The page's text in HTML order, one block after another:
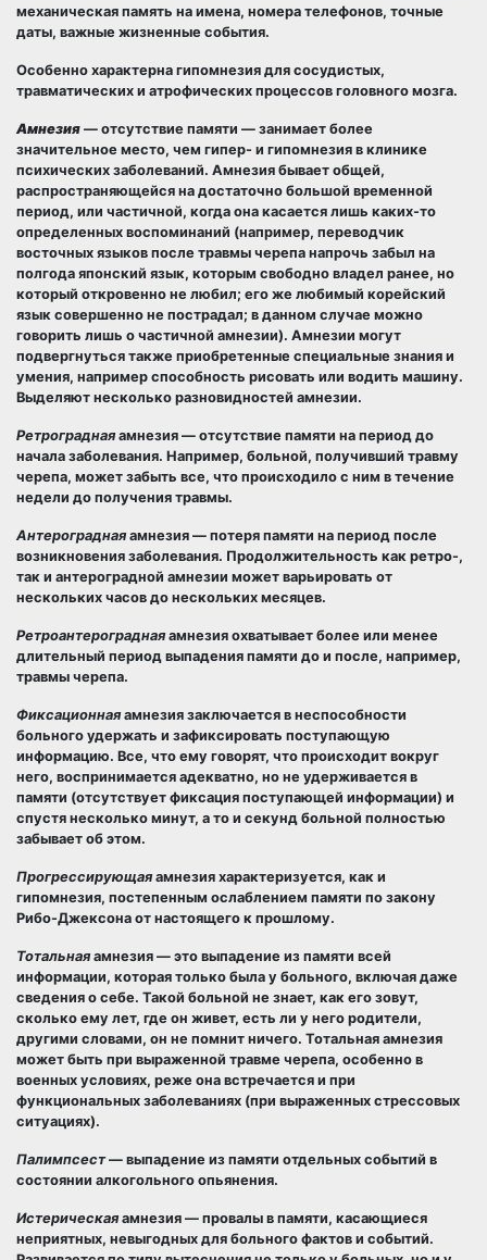
механическая память на имена, номера телефонов, точные
даты, важные жизненные события.
Особенно характерна гипомнезия для сосудистых,
травматических и атрофических процессов головного мозга.
Амнезия — отсутствие памяти — занимает более
значительное место, чем гипер- и гипомнезия в клинике
психических заболеваний. Амнезия бывает общей,
распространяющейся на достаточно большой временной
период, или частичной, когда она касается лишь каких-то
определенных воспоминаний (например, переводчик
восточных языков после травмы черепа напрочь забыл на
полгода японский язык, которым свободно владел ранее, но
который откровенно не любил; его же любимый корейский
язык совершенно не пострадал; в данном случае можно
говорить лишь о частичной амнезии). Амнезии могут
подвергнуться также приобретенные специальные знания и
умения, например способность рисовать или водить машину.
Выделяют несколько разновидностей амнезии.
Ретрограднаяамнезия — отсутствие памяти на период до
начала заболевания. Например, больной, получивший травму
черепа, может забыть все, что происходило с ним в течение
недели до получения травмы.
Антерограднаяамнезия — потеря памяти на период после
возникновения заболевания. Продолжительность как ретро-,
так и антероградной амнезии может варьировать от
нескольких часов до нескольких месяцев.
Ретроантерограднаяамнезия охватывает более или менее
длительный период выпадения памяти до и после, например,
травмы черепа.
Фиксационнаяамнезия заключается в неспособности
больного удержать и зафиксировать поступающую
информацию. Все, что ему говорят, что происходит вокруг
него, воспринимается адекватно, но не удерживается в
памяти (отсутствует фиксация поступающей информации) и
спустя несколько минут, а то и секунд больной полностью
забывает об этом.
Прогрессирующаяамнезия характеризуется, как и
гипомнезия, постепенным ослаблением памяти по закону
Рибо-Джексона от настоящего к прошлому.
Тотальнаяамнезия — это выпадение из памяти всей
информации, которая только была у больного, включая даже
сведения о себе. Такой больной не знает, как его зовут,
сколько ему лет, где он живет, есть ли у него родители,
другими словами, он не помнит ничего. Тотальная амнезия
может быть при выраженной травме черепа, особенно в
военных условиях, реже она встречается и при
функциональных заболеваниях (при выраженных стрессовых
ситуациях).
Палимпсест— выпадение из памяти отдельных событий в
состоянии алкогольного опьянения.
Истерическаяамнезия — провалы в памяти, касающиеся
неприятных, невыгодных для больного фактов и событий.